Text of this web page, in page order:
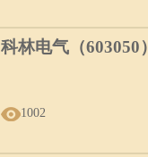
科林电气（603050
1002